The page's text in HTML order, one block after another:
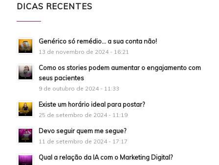
DICAS RECENTES
Genérico só remédio… a sua conta não!
13 de novembro de 2024 - 16:21
Como os stories podem aumentar o engajamento com
seus pacientes
9 de outubro de 2024 - 11:33
Existe um horário ideal para postar?
25 de setembro de 2024 - 11:19
Devo seguir quem me segue?
11 de setembro de 2024 - 17:17
Qual a relação da IA com o Marketing Digital?